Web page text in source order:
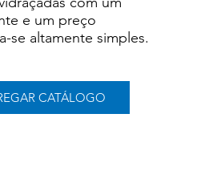
e um preço
se altamente simples.
CATÁLOGO